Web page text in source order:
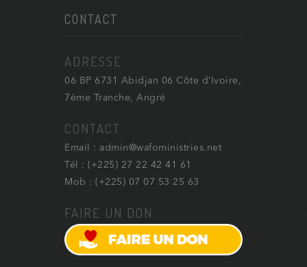
CONTACT
ADRESSE
06 BP 6731 Abidjan 06 Côte d’Ivoire,
7ème Tranche, Angré
CONTACT
Email : admin@wafoministries.net
Tél : (+225) 27 22 42 41 61
Mob : (+225) 07 07 53 25 63
FAIRE UN DON